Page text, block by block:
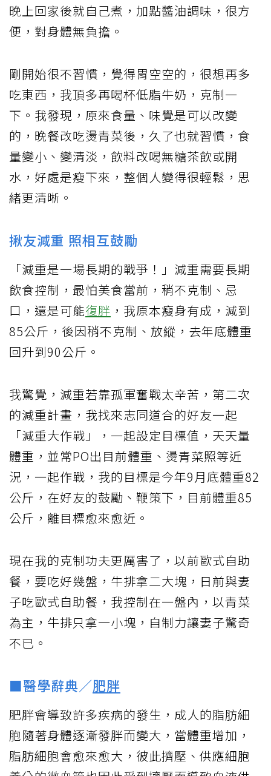
晚上回家後就自己煮，加點醬油調味，很方
便，對身體無負擔。
剛開始很不習慣，覺得胃空空的，很想再多
吃東西，我頂多再喝杯低脂牛奶，克制一
下。我發現，原來食量、味覺是可以改變
的，晚餐改吃燙青菜後，久了也就習慣，食
量變小、變清淡，飲料改喝無糖茶飲或開
水，好處是瘦下來，整個人變得很輕鬆，思
緒更清晰。
揪友減重 照相互鼓勵
「減重是一場長期的戰爭！」減重需要長期
飲食控制，最怕美食當前，稍不克制、忌
口，還是可能復胖 ，我原本瘦身有成，減到
85公斤，後因稍不克制、放縱，去年底體重
回升到90公斤。
我驚覺，減重若靠孤軍奮戰太辛苦，第二次
的減重計畫，我找來志同道合的好友一起
「減重大作戰」，一起設定目標值，天天量
體重，並常PO出目前體重、燙青菜照等近
況，一起作戰，我的目標是今年9月底體重82
公斤，在好友的鼓勵、鞭策下，目前體重85
公斤，離目標愈來愈近。
現在我的克制功夫更厲害了，以前歐式自助
餐，要吃好幾盤，牛排拿二大塊，日前與妻
子吃歐式自助餐，我控制在一盤內，以青菜
為主，牛排只拿一小塊，自制力讓妻子驚奇
不已。
■醫學辭典／肥胖
肥胖會導致許多疾病的發生，成人的脂肪細
胞隨著身體逐漸發胖而變大，當體重增加，
脂肪細胞會愈來愈大，彼此擠壓、供應細胞